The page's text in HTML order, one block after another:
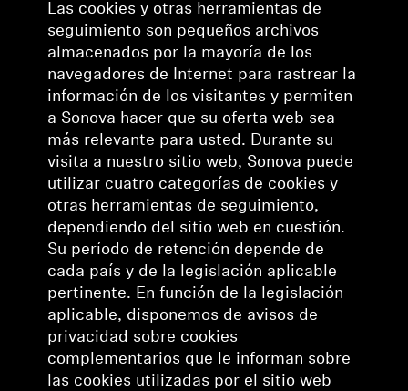
Las cookies y otras herramientas de
seguimiento son pequeños archivos
almacenados por la mayoría de los
navegadores de Internet para rastrear la
información de los visitantes y permiten
a Sonova hacer que su oferta web sea
más relevante para usted. Durante su
visita a nuestro sitio web, Sonova puede
utilizar cuatro categorías de cookies y
otras herramientas de seguimiento,
dependiendo del sitio web en cuestión.
Su período de retención depende de
cada país y de la legislación aplicable
pertinente. En función de la legislación
aplicable, disponemos de avisos de
privacidad sobre cookies
complementarios que le informan sobre
las cookies utilizadas por el sitio web